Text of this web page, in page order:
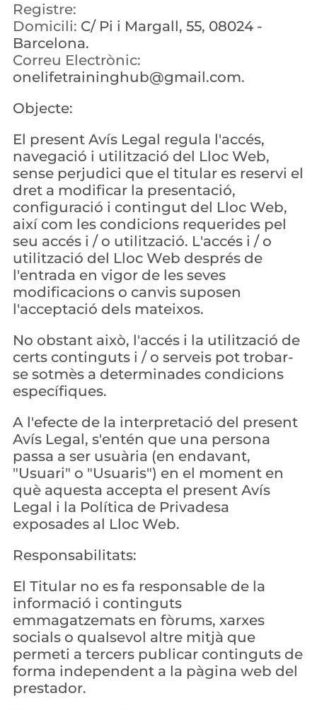
Registre:
Domicili: C/ Pi i Margall, 55, 08024 -
Barcelona.
Correu Electrònic:
onelifetraininghub@gmail.com.
Objecte:
El present Avís Legal regula l'accés,
navegació i utilització del Lloc Web,
sense perjudici que el titular es reservi el
dret a modificar la presentació,
configuració i contingut del Lloc Web,
així com les condicions requerides pel
seu accés i / o utilització. L'accés i / o
utilització del Lloc Web després de
l'entrada en vigor de les seves
modificacions o canvis suposen
l'acceptació dels mateixos.
No obstant això, l'accés i la utilització de
certs continguts i / o serveis pot trobar-
se sotmès a determinades condicions
específiques.
A l'efecte de la interpretació del present
Avís Legal, s'entén que una persona
passa a ser usuària (en endavant,
"Usuari" o "Usuaris") en el moment en
què aquesta accepta el present Avís
Legal i la Política de Privadesa
exposades al Lloc Web.
Responsabilitats:
El Titular no es fa responsable de la
informació i continguts
emmagatzemats en fòrums, xarxes
socials o qualsevol altre mitjà que
permeti a tercers publicar continguts de
forma independent a la pàgina web del
prestador.